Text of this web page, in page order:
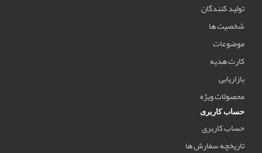
تولید کنندگان
شخصیت ها
موضوعات
کارت هدیه
بازاریابی
محصولات ویژه
حساب کاربری
حساب کاربری
تاریخچه سفارش ها